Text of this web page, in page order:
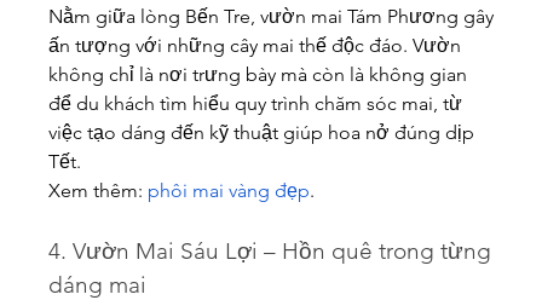
Nằm giữa lòng Bến Tre, vườn mai Tám Phương gây
ấn tượng với những cây mai thế độc đáo. Vườn
không chỉ là nơi trưng bày mà còn là không gian
để du khách tìm hiểu quy trình chăm sóc mai, từ
việc tạo dáng đến kỹ thuật giúp hoa nở đúng dịp
Tết.
Xem thêm: phôi mai vàng đẹp.
4. Vườn Mai Sáu Lợi – Hồn quê trong từng
dáng mai